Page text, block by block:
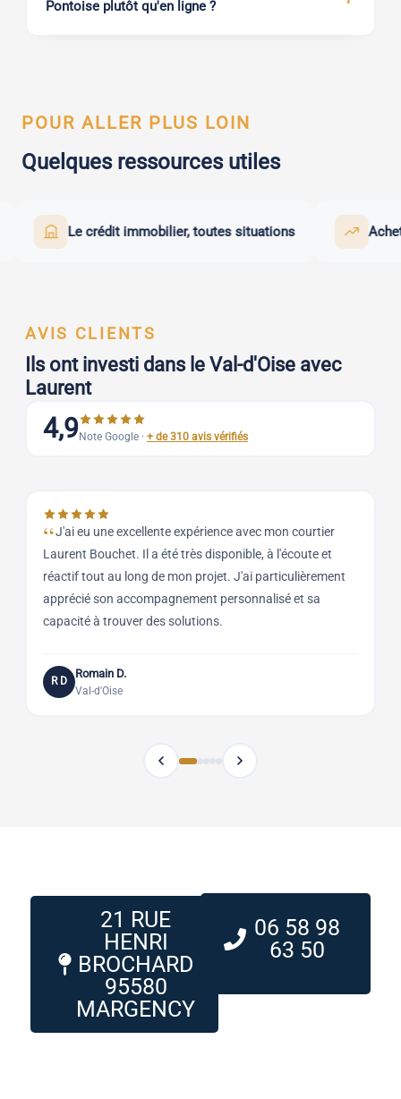
Pontoise plutôt qu'en ligne ?
POUR ALLER PLUS LOIN
Quelques ressources utiles
Le crédit immobilier, toutes situations Acheter
AVIS CLIENTS
Ils ont investi dans le Val-d'Oise avec
Laurent
4,9Note Google · + de 310 avis vérifiés
J'ai eu une excellente expérience avec mon courtier
Laurent Bouchet. Il a été très disponible, à l'écoute et
réactif tout au long de mon projet. J'ai particulièrement
apprécié son accompagnement personnalisé et sa
capacité à trouver des solutions.
R D
Romain D.
Val-d'Oise
21 RUE
HENRI
BROCHARD
95580
MARGENCY
06 58 98
63 50